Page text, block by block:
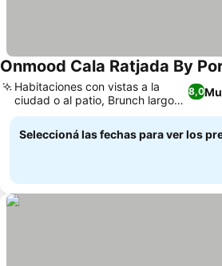
Onmood Cala Ratjada By
8,0
Habitaciones con vistas a la
ciudad o al patio, Brunch largo
con DJ
Seleccioná las fechas para ver los